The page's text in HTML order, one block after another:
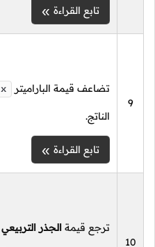
تابع القراءة
9
تضاعف قيمة الباراميتر x
الناتج.
تابع القراءة
10
ترجع قيمة الجذر التربيعي